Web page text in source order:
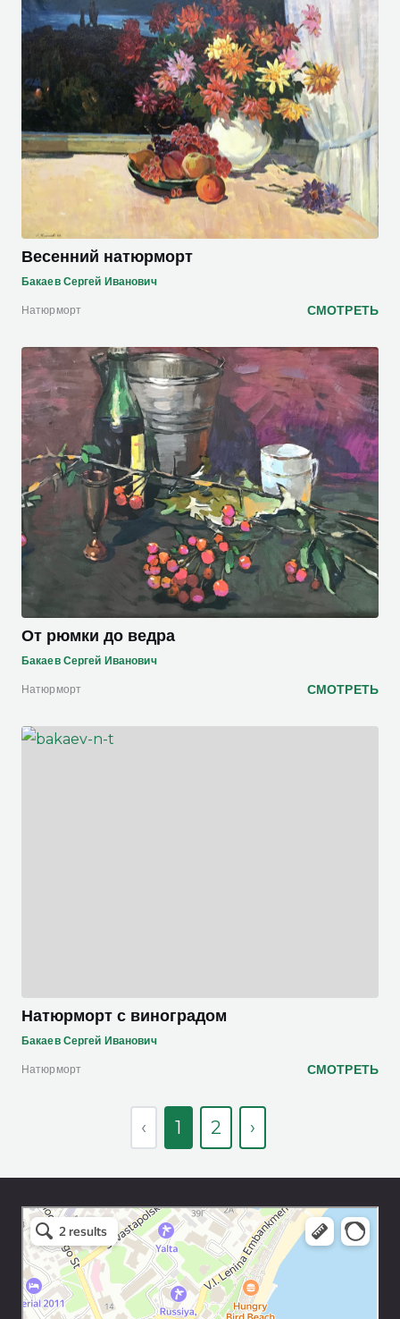
Весенний натюрморт
Бакаев Сергей Иванович
Натюрморт СМОТРЕТЬ
От рюмки до ведра
Бакаев Сергей Иванович
Натюрморт СМОТРЕТЬ
Натюрморт с виноградом
Бакаев Сергей Иванович
Натюрморт СМОТРЕТЬ
‹ 1 2 ›
Art Space Lotos
Art studio in Yalta
Exhibition center in Yalta